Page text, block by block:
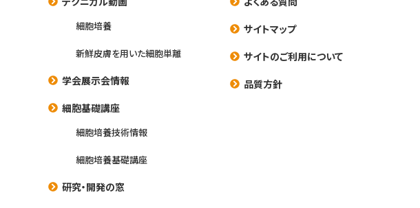
細胞培養
新鮮皮膚を用いた細胞単離
学会展示会情報
細胞基礎講座
細胞培養技術情報
細胞培養基礎講座
研究・開発の窓
サイトマップ
サイトのご利用について
品質方針